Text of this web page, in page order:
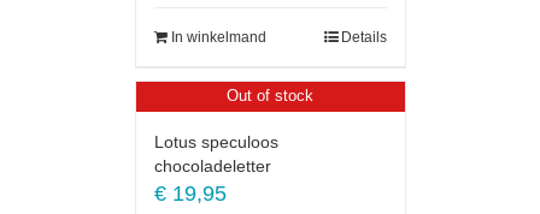
In winkelmand Details
Out of stock
Lotus speculoos
chocoladeletter
€19,95